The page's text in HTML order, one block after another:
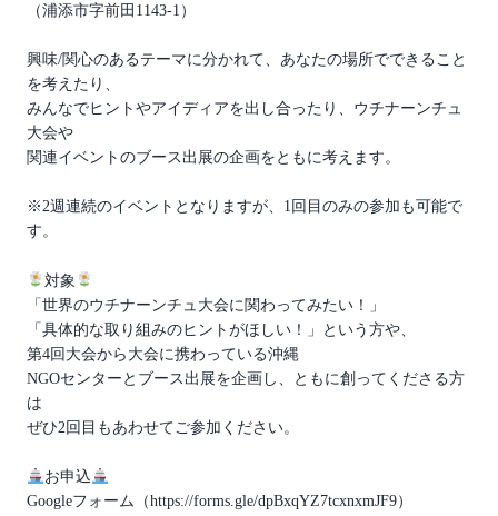
（浦添市字前田1143-1）
興味/関心のあるテーマに分かれて、あなたの場所でできること
を考えたり、
みんなでヒントやアイディアを出し合ったり、ウチナーンチュ
大会や
関連イベントのブース出展の企画をともに考えます。
※2週連続のイベントとなりますが、1回目のみの参加も可能で
す。
対象
「世界のウチナーンチュ大会に関わってみたい！」
「具体的な取り組みのヒントがほしい！」という方や、
第4回大会から大会に携わっている沖縄
NGOセンターとブース出展を企画し、ともに創ってくださる方
は
ぜひ2回目もあわせてご参加ください。
お申込
Googleフォーム（https://forms.gle/dpBxqYZ7tcxnxmJF9）